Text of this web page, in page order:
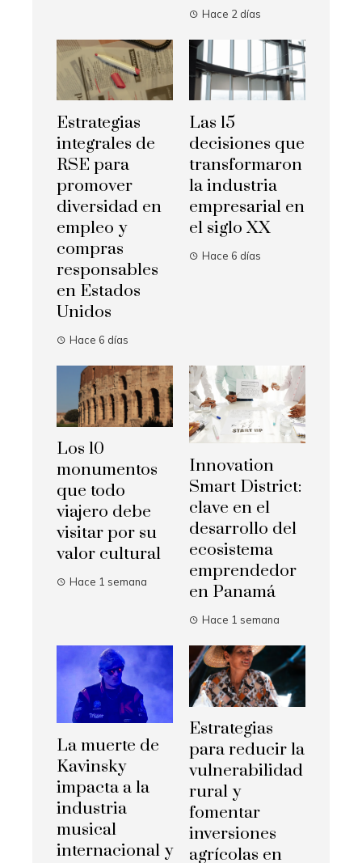
Hace 2 días
Estrategias
integrales de
RSE para
promover
diversidad en
empleo y
compras
responsables
en Estados
Unidos
Hace 6 días
Las 15
decisiones que
transformaron
la industria
empresarial en
el siglo XX
Hace 6 días
Los 10
monumentos
que todo
viajero debe
visitar por su
valor cultural
Hace 1 semana
Innovation
Smart District:
clave en el
desarrollo del
ecosistema
emprendedor
en Panamá
Hace 1 semana
La muerte de
Kavinsky
impacta a la
industria
musical
internacional y
Estrategias
para reducir la
vulnerabilidad
rural y
fomentar
inversiones
agrícolas en